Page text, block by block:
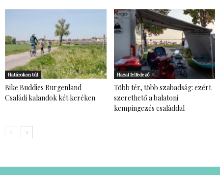
Határokon túl
Bike Buddies Burgenland –
Családi kalandok két keréken
Hazai felfedező
Több tér, több szabadság: ezért
szerethető a balatoni
kempingezés családdal